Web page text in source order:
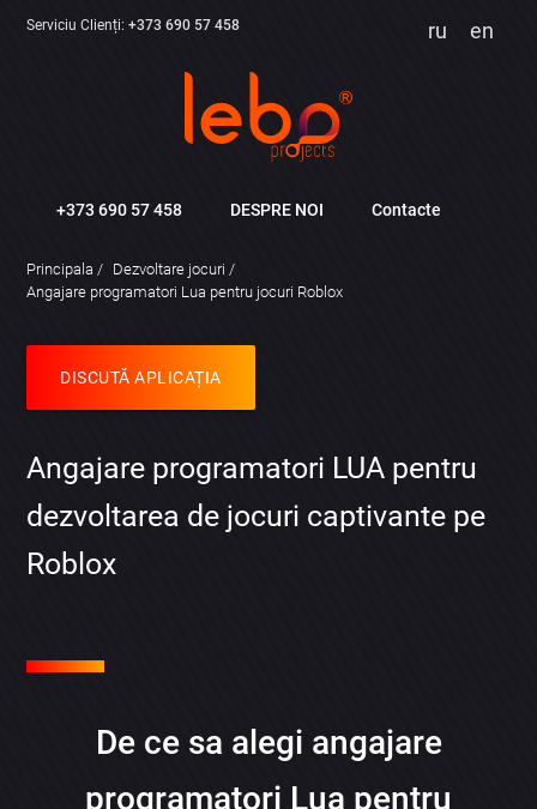
Serviciu Clienți:+373 690 57 458 ru en
+373 690 57 458 DESPRE NOI Contacte
Principala
Dezvoltare jocuri
Angajare programatori Lua pentru jocuri Roblox
DISCUTĂ APLICAȚIA
Angajare programatori LUA pentru
dezvoltarea de jocuri captivante pe
Roblox
De ce sa alegi angajare
programatori Lua pentru